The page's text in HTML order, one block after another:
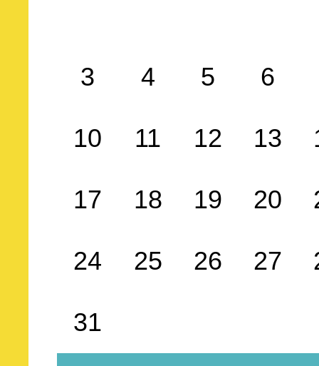
3 4 5 6
10 11 12 13
17 18 19 20
24 25 26 27
31